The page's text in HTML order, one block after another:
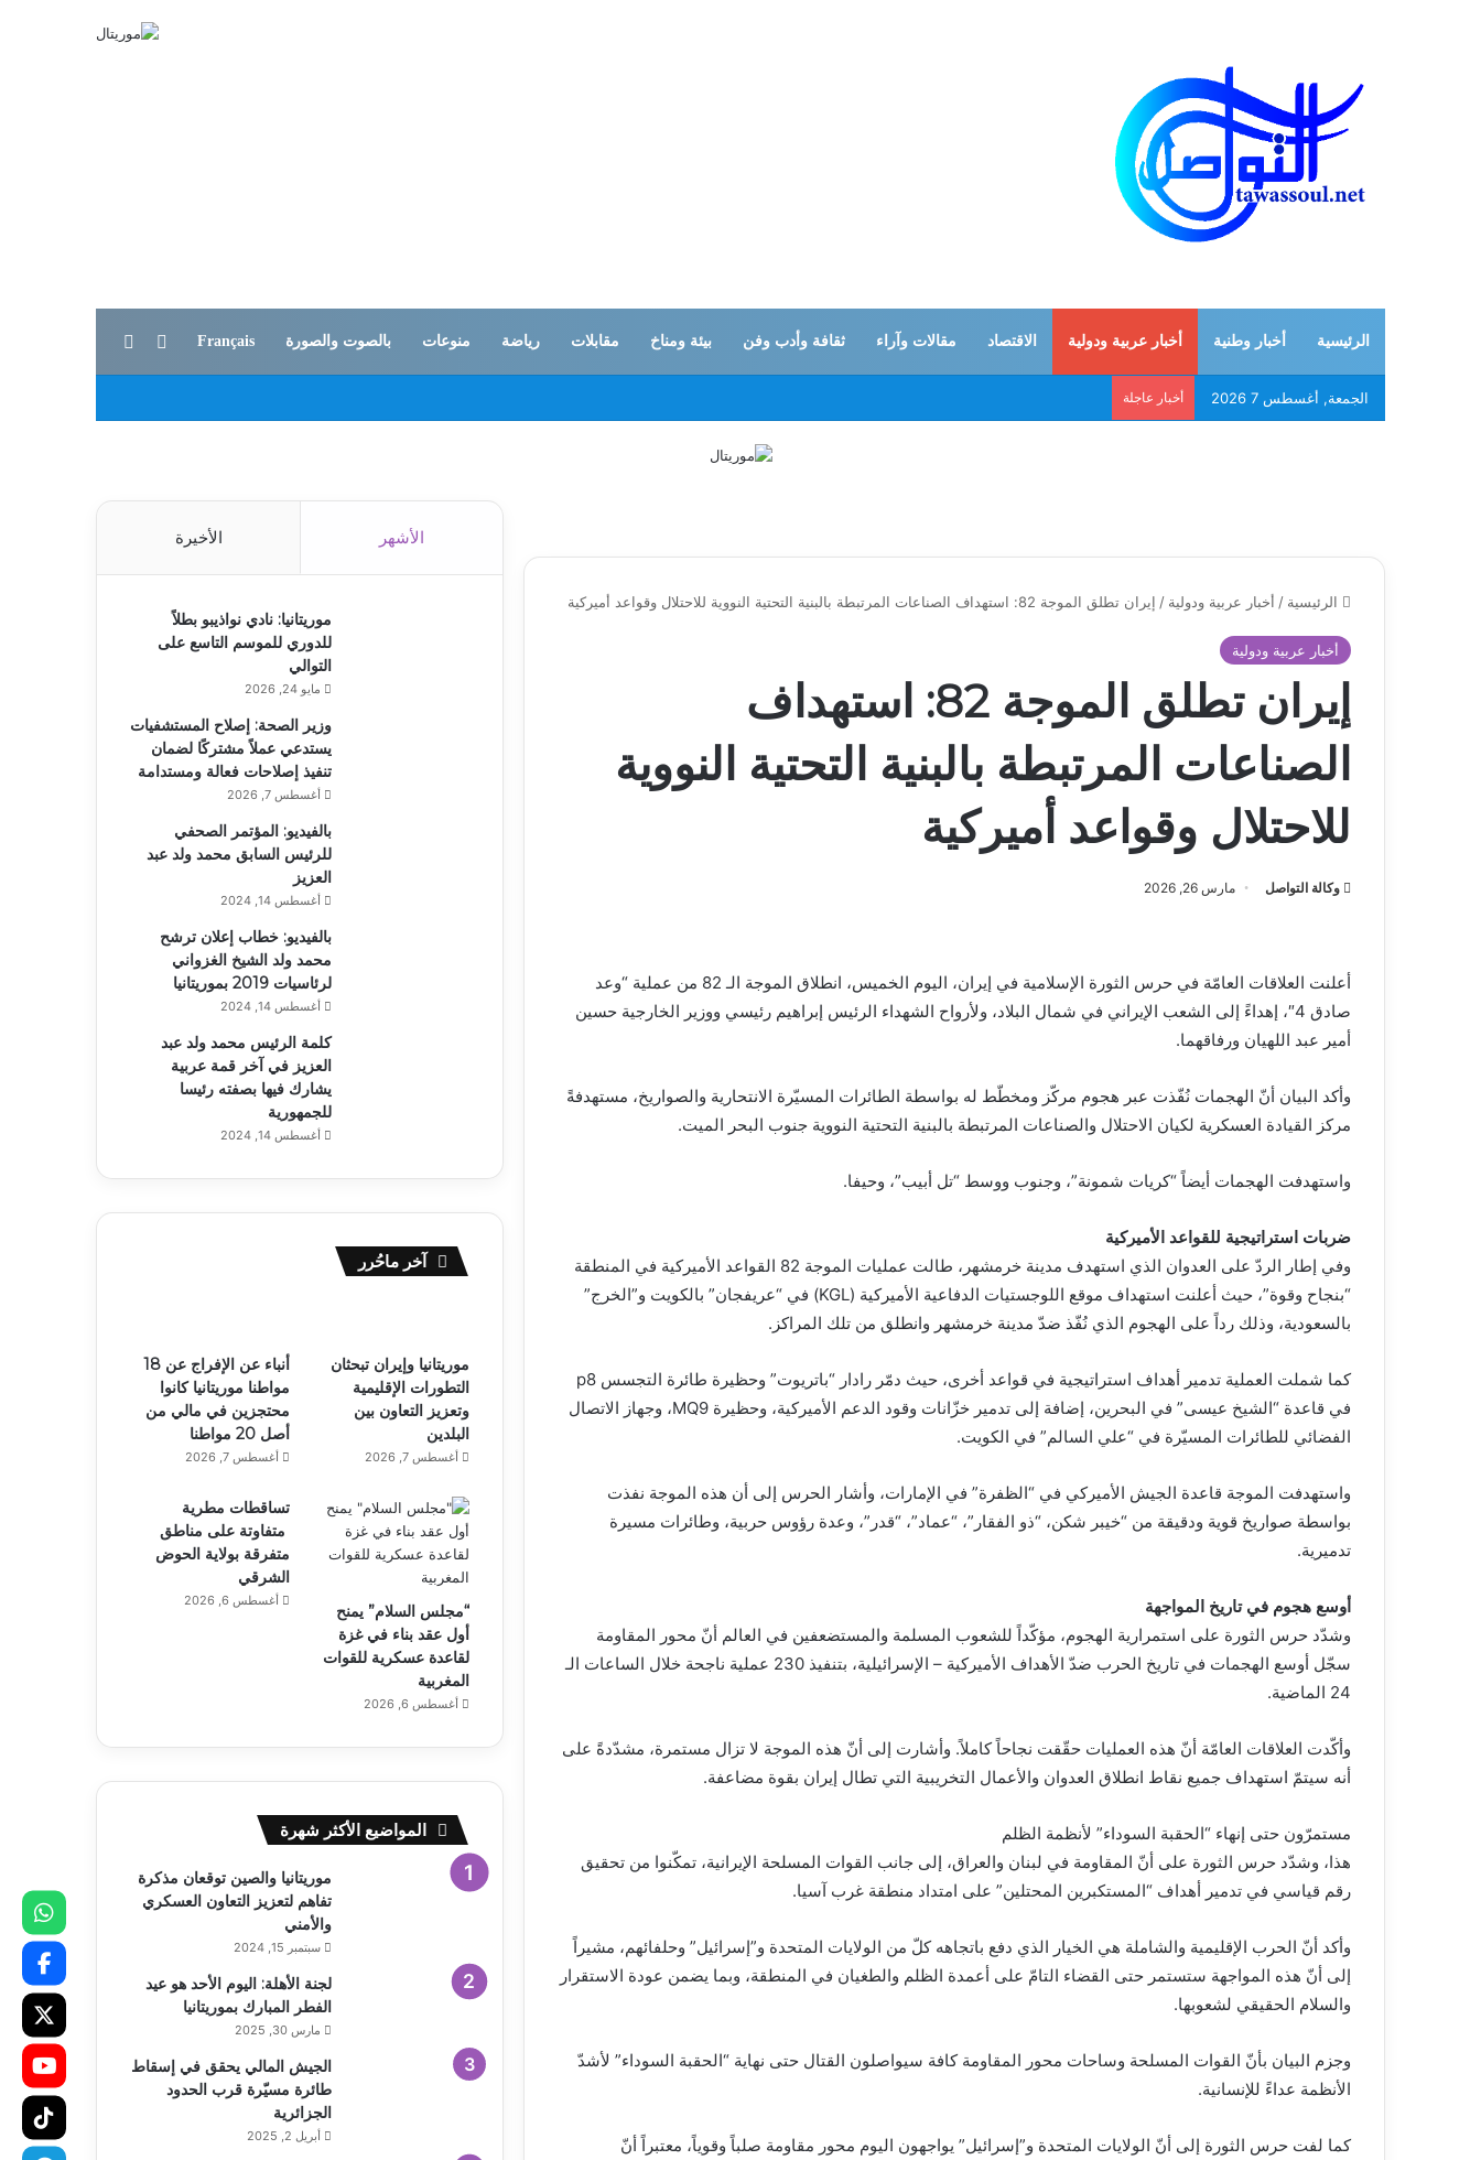
الرئيسية أخبار وطنية أخبار عربية ودولية الاقتصاد مقالات وآراء ثقافة وأدب وفن بيئة ومناخ مقابلات رياضة منوعات بالصوت والصورة Français الوضع المظلم
الجمعة, أغسطس 7 2026 أخبار عاجلة
الرئيسية / أخبار عربية ودولية / إيران تطلق الموجة 82: استهداف الصناعات المرتبطة بالبنية التحتية النووية للاحتلال وقواعد أميركية
أخبار عربية ودولية
إيران تطلق الموجة 82: استهداف
الصناعات المرتبطة بالبنية التحتية النووية
للاحتلال وقواعد أميركية
وكالة التواصل مارس 26, 2026
أعلنت العلاقات العامّة في حرس الثورة الإسلامية في إيران، اليوم الخميس، انطلاق الموجة الـ 82 من عملية “وعد
صادق 4″، إهداءً إلى الشعب الإيراني في شمال البلاد، ولأرواح الشهداء الرئيس إبراهيم رئيسي ووزير الخارجية حسين
أمير عبد اللهيان ورفاقهما.
وأكد البيان أنّ الهجمات نُفّذت عبر هجوم مركّز ومخطّط له بواسطة الطائرات المسيّرة الانتحارية والصواريخ، مستهدفةً
مركز القيادة العسكرية لكيان الاحتلال والصناعات المرتبطة بالبنية التحتية النووية جنوب البحر الميت.
واستهدفت الهجمات أيضاً “كريات شمونة”، وجنوب ووسط “تل أبيب”، وحيفا.
ضربات استراتيجية للقواعد الأميركية
وفي إطار الردّ على العدوان الذي استهدف مدينة خرمشهر، طالت عمليات الموجة 82 القواعد الأميركية في المنطقة
“بنجاح وقوة”، حيث أعلنت استهداف موقع اللوجستيات الدفاعية الأميركية (KGL) في “عريفجان” بالكويت و”الخرج”
بالسعودية، وذلك رداً على الهجوم الذي نُفّذ ضدّ مدينة خرمشهر وانطلق من تلك المراكز.
كما شملت العملية تدمير أهداف استراتيجية في قواعد أخرى، حيث دمّر رادار “باتريوت” وحظيرة طائرة التجسس p8
في قاعدة “الشيخ عيسى” في البحرين، إضافة إلى تدمير خزّانات وقود الدعم الأميركية، وحظيرة MQ9، وجهاز الاتصال
الفضائي للطائرات المسيّرة في “علي السالم” في الكويت.
واستهدفت الموجة قاعدة الجيش الأميركي في “الظفرة” في الإمارات، وأشار الحرس إلى أن هذه الموجة نفذت
بواسطة صواريخ قوية ودقيقة من “خيبر شكن، “ذو الفقار”، “عماد”، “قدر”، وعدة رؤوس حربية، وطائرات مسيرة
تدميرية.
أوسع هجوم في تاريخ المواجهة
وشدّد حرس الثورة على استمرارية الهجوم، مؤكّداً للشعوب المسلمة والمستضعفين في العالم أنّ محور المقاومة
سجّل أوسع الهجمات في تاريخ الحرب ضدّ الأهداف الأميركية – الإسرائيلية، بتنفيذ 230 عملية ناجحة خلال الساعات الـ
24 الماضية.
وأكّدت العلاقات العامّة أنّ هذه العمليات حقّقت نجاحاً كاملاً. وأشارت إلى أنّ هذه الموجة لا تزال مستمرة، مشدّدةً على
أنه سيتمّ استهداف جميع نقاط انطلاق العدوان والأعمال التخريبية التي تطال إيران بقوة مضاعفة.
مستمرّون حتى إنهاء “الحقبة السوداء” لأنظمة الظلم
هذا، وشدّد حرس الثورة على أنّ المقاومة في لبنان والعراق، إلى جانب القوات المسلحة الإيرانية، تمكّنوا من تحقيق
رقم قياسي في تدمير أهداف “المستكبرين المحتلين” على امتداد منطقة غرب آسيا.
وأكد أنّ الحرب الإقليمية والشاملة هي الخيار الذي دفع باتجاهه كلّ من الولايات المتحدة و”إسرائيل” وحلفائهم، مشيراً
إلى أنّ هذه المواجهة ستستمر حتى القضاء التامّ على أعمدة الظلم والطغيان في المنطقة، وبما يضمن عودة الاستقرار
والسلام الحقيقي لشعوبها.
وجزم البيان بأنّ القوات المسلحة وساحات محور المقاومة كافة سيواصلون القتال حتى نهاية “الحقبة السوداء” لأشدّ
الأنظمة عداءً للإنسانية.
كما لفت حرس الثورة إلى أنّ الولايات المتحدة و”إسرائيل” يواجهون اليوم محور مقاومة صلباً وقوياً، معتبراً أنّ
الأشهر الأخيرة
موريتانيا: نادي نواذيبو بطلاً
للدوري للموسم التاسع على
التوالي
مايو 24, 2026
وزير الصحة: إصلاح المستشفيات
يستدعي عملاً مشتركًا لضمان
تنفيذ إصلاحات فعالة ومستدامة
أغسطس 7, 2026
بالفيديو: المؤتمر الصحفي
للرئيس السابق محمد ولد عبد
العزيز
أغسطس 14, 2024
بالفيديو: خطاب إعلان ترشح
محمد ولد الشيخ الغزواني
لرئاسيات 2019 بموريتانيا
أغسطس 14, 2024
كلمة الرئيس محمد ولد عبد
العزيز في آخر قمة عربية
يشارك فيها بصفته رئيسا
للجمهورية
أغسطس 14, 2024
آخر ماحُرر
موريتانيا وإيران تبحثان
التطورات الإقليمية
وتعزيز التعاون بين
البلدين
أغسطس 7, 2026
أنباء عن الإفراج عن 18
مواطنا موريتانيا كانوا
محتجزين في مالي من
أصل 20 مواطنا
أغسطس 7, 2026
“مجلس السلام” يمنح
أول عقد بناء في غزة
لقاعدة عسكرية للقوات
المغربية
أغسطس 6, 2026
تساقطات مطرية
متفاوتة على مناطق
متفرقة بولاية الحوض
الشرقي
أغسطس 6, 2026
المواضيع الأكثر شهرة
موريتانيا والصين توقعان مذكرة
تفاهم لتعزيز التعاون العسكري
والأمني
سبتمبر 15, 2024
لجنة الأهلة: اليوم الأحد هو عيد
الفطر المبارك بموريتانيا
مارس 30, 2025
الجيش المالي يحقق في إسقاط
طائرة مسيّرة قرب الحدود
الجزائرية
أبريل 2, 2025